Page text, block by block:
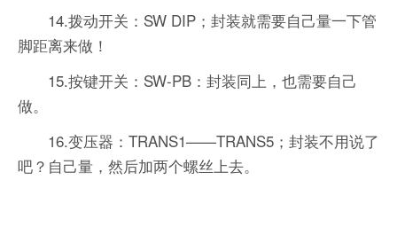
14.拨动开关：SW DIP；封装就需要自己量一下管
脚距离来做！
15.按键开关：SW-PB：封装同上，也需要自己
做。
16.变压器：TRANS1——TRANS5；封装不用说了
吧？自己量，然后加两个螺丝上去。